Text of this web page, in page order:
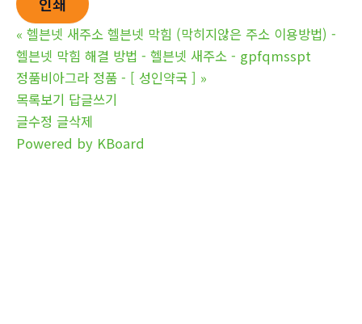
« 헬븐넷 새주소 헬븐넷 막힘 (막히지않은 주소 이용방법) -
헬븐넷 막힘 해결 방법 - 헬븐넷 새주소 - gpfqmsspt
정품비아그라 정품 - [ 성인약국 ] »
목록보기 답글쓰기
글수정 글삭제
Powered by KBoard